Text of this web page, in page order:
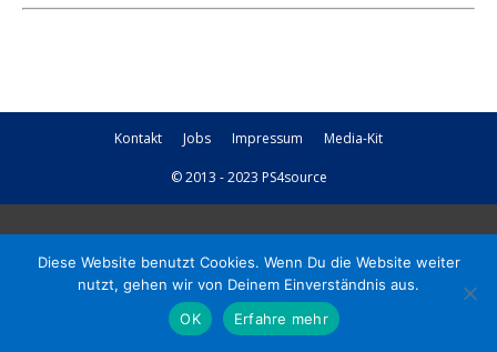
Kontakt Jobs Impressum Media-Kit
© 2013 - 2023 PS4source
Diese Website benutzt Cookies. Wenn Du die Website weiter
nutzt, gehen wir von Deinem Einverständnis aus.
OK
Erfahre mehr